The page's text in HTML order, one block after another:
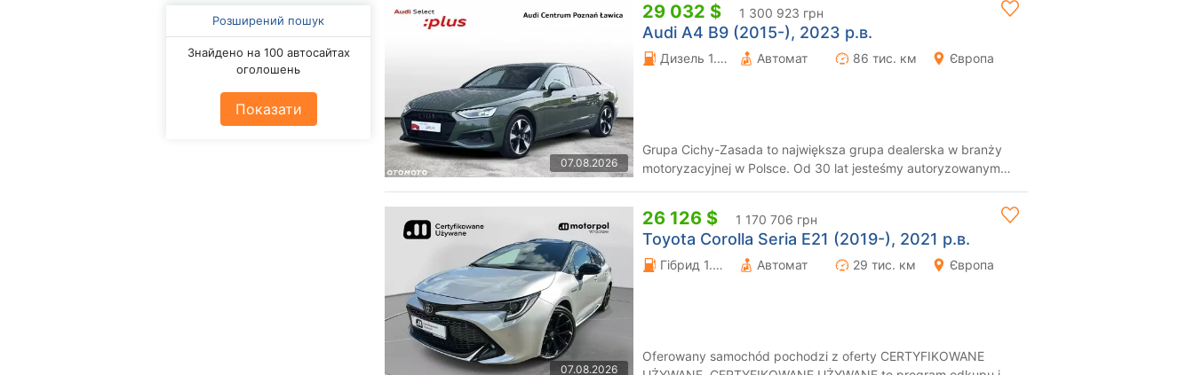
Розширений пошук
Знайдено на 100 автосайтах
оголошень
Показати
07.08.2026
29 032 $ 1 300 923 грн
Audi A4 B9 (2015-), 2023 р.в.
Дизель 1.97 л. Автомат 86 тис. км Європа
Grupa Cichy-Zasada to największa grupa dealerska w branży
motoryzacyjnej w Polsce. Od 30 lat jesteśmy autoryzowanym
07.08.2026
26 126 $ 1 170 706 грн
Toyota Corolla Seria E21 (2019-), 2021 р.в.
Гібрид 1.99 л. Автомат 29 тис. км Європа
Oferowany samochód pochodzi z oferty CERTYFIKOWANE